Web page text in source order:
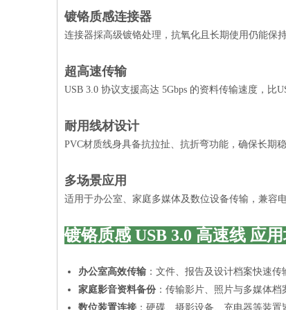
镀铬质感连接器
连接器採高级镀铬处理，抗氧化且长期使用仍能保
超高速传输
USB 3.0 协议支援高达 5Gbps 的资料传输速度，比
耐用线材设计
PVC材质线身具备抗拉扯、抗折弯功能，确保长期
多场景应用
适用于办公室、家庭多媒体及数位设备传输，兼容
镀铬质感 USB 3.0 高速线 应
办公室高效传输 ：文件、报告及设计档案快速传
家庭影音资料备份：传输影片、照片与多媒体档
数位装置连接 ：硬碟、摄影设备、充电器等装置